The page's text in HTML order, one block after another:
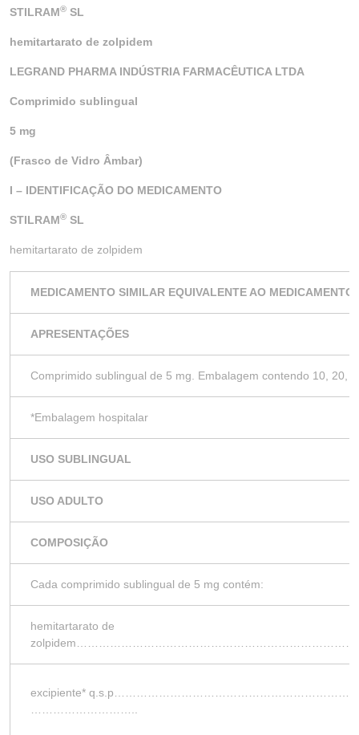
STILRAM® SL
hemitartarato de zolpidem
LEGRAND PHARMA INDÚSTRIA FARMACÊUTICA LTDA
Comprimido sublingual
5 mg
(Frasco de Vidro Âmbar)
I – IDENTIFICAÇÃO DO MEDICAMENTO
STILRAM® SL
hemitartarato de zolpidem
MEDICAMENTO SIMILAR EQUIVALENTE AO MEDICAMENTO
APRESENTAÇÕES
Comprimido sublingual de 5 mg. Embalagem contendo 10, 20,
*Embalagem hospitalar
USO SUBLINGUAL
USO ADULTO
COMPOSIÇÃO
Cada comprimido sublingual de 5 mg contém:
hemitartarato de
excipiente*